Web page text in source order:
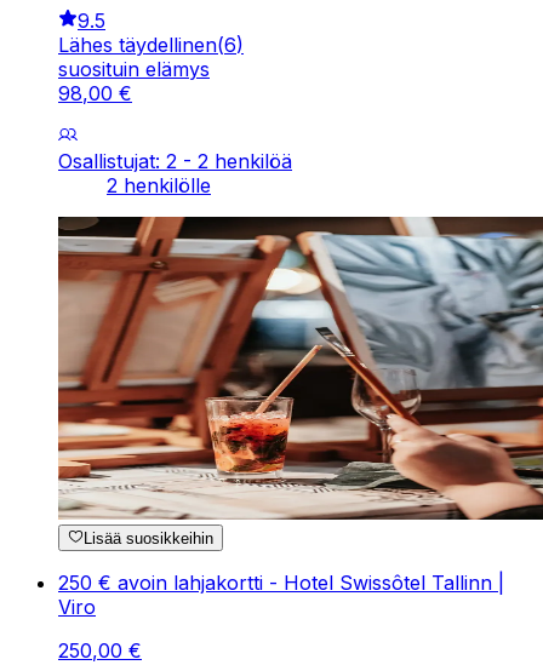
9.5
Lähes täydellinen(6)
suosituin elämys
98,00 €
Osallistujat: 2 - 2 henkilöä
2 henkilölle
Lisää suosikkeihin
250 € avoin lahjakortti - Hotel Swissôtel Tallinn |
Viro
250,00 €